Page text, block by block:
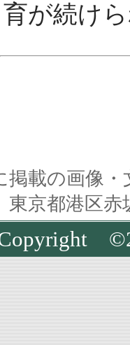
育が続け
掲載の画像
京都港区